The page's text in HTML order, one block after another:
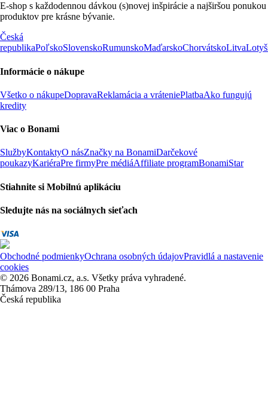
E-shop s každodennou dávkou (s)novej inšpirácie a najširšou ponukou
produktov pre krásne bývanie.
Česká
republikaPoľskoSlovenskoRumunskoMaďarskoChorvátskoLitva
Informácie o nákupe
Všetko o nákupeDopravaReklamácia a vráteniePlatbaAko fungujú
kredity
Viac o Bonami
SlužbyKontaktyO násZnačky na BonamiDarčekové
poukazyKariéraPre firmyPre médiáAffiliate programBonamiStar
Stiahnite si Mobilnú aplikáciu
Sledujte nás na sociálnych sieťach
Obchodné podmienkyOchrana osobných údajovPravidlá a nastavenie
cookies
© 2026 Bonami.cz, a.s. Všetky práva vyhradené.
Thámova 289/13, 186 00 Praha
Česká republika